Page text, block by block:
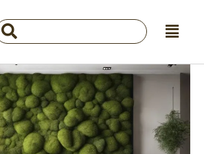
Main
Menu